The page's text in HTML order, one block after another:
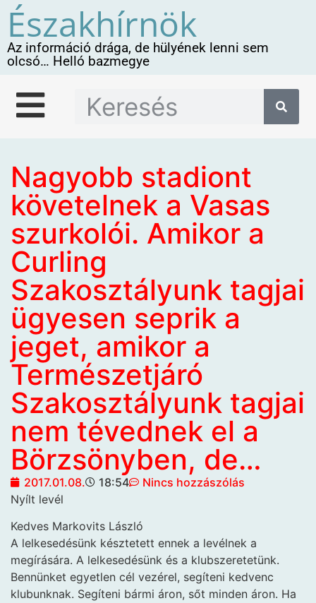
Északhírnök
Az információ drága, de hülyének lenni sem
olcsó… Helló bazmegye
Nagyobb stadiont
követelnek a Vasas
szurkolói. Amikor a
Curling
Szakosztályunk tagjai
ügyesen seprik a
jeget, amikor a
Természetjáró
Szakosztályunk tagjai
nem tévednek el a
Börzsönyben, de…
2017.01.08. 18:54
Nincs hozzászólás
Nyílt levél
Kedves Markovits László
A lelkesedésünk késztetett ennek a levélnek a
megírására. A lelkesedésünk és a klubszeretetünk.
Bennünket egyetlen cél vezérel, segíteni kedvenc
klubunknak. Segíteni bármi áron, sőt minden áron. Ha